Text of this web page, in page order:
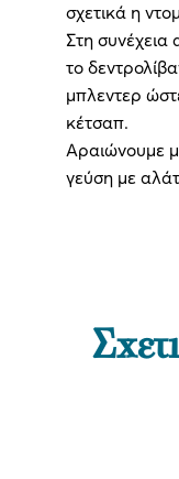
σχετικά η
Στη συνέχεια
το
μπλεντερ
κέτσαπ.
Αραιώνουμε
γεύση με